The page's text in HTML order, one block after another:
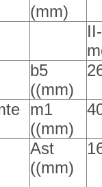
(mm)
b5
((mm)
m1
((mm)
Ast
((mm)